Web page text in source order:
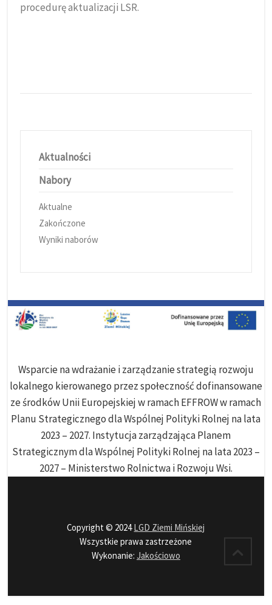
procedurę aktualizacji LSR.
Aktualności
Nabory
Aktualne
Zakończone
Wyniki naborów
Wsparcie na wdrażanie i zarządzanie strategią rozwoju
lokalnego kierowanego przez społeczność dofinansowane
ze środków Unii Europejskiej w ramach EFFROW w ramach
Planu Strategicznego dla Wspólnej Polityki Rolnej na lata
2023 – 2027. Instytucja zarządzająca Planem
Strategicznym dla Wspólnej Polityki Rolnej na lata 2023 –
2027 – Ministerstwo Rolnictwa i Rozwoju Wsi.
Copyright © 2024LGD Ziemi Mińskiej
Wszystkie prawa zastrzeżone
Wykonanie: Jakościowo